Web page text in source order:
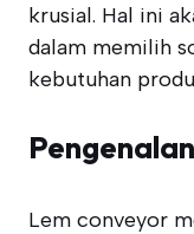
krusial. Hal ini
dalam memilih
kebutuhan
Lem conveyor